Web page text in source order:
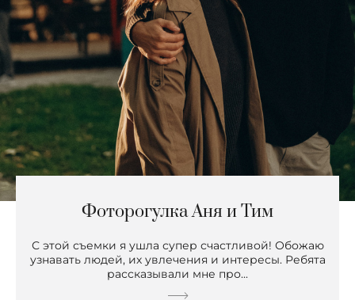
Фоторогулка Аня и Тим
С этой съемки я ушла супер счастливой! Обожаю
узнавать людей, их увлечения и интересы. Ребята
рассказывали мне про...